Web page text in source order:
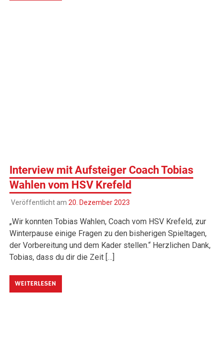
Interview mit Aufsteiger Coach Tobias
Wahlen vom HSV Krefeld
Veröffentlicht am 20. Dezember 2023
„Wir konnten Tobias Wahlen, Coach vom HSV Krefeld, zur
Winterpause einige Fragen zu den bisherigen Spieltagen,
der Vorbereitung und dem Kader stellen.“ Herzlichen Dank,
Tobias, dass du dir die Zeit […]
WEITERLESEN